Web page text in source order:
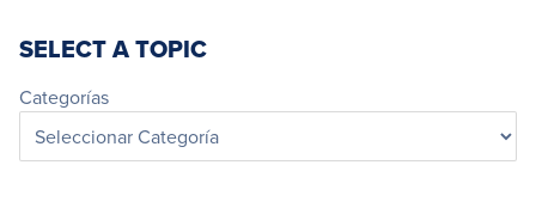
SELECT A TOPIC
Categorías